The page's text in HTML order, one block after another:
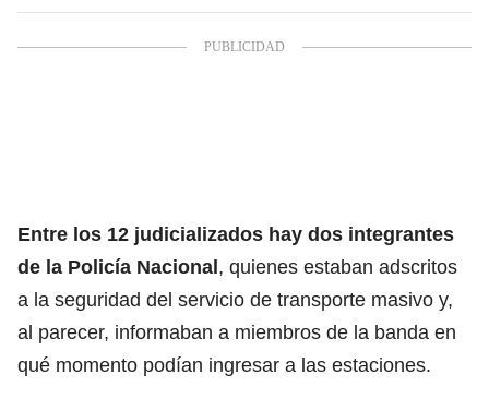
Entre los 12 judicializados hay dos integrantes
de la Policía Nacional, quienes estaban adscritos
a la seguridad del servicio de transporte masivo y,
al parecer, informaban a miembros de la banda en
qué momento podían ingresar a las estaciones.